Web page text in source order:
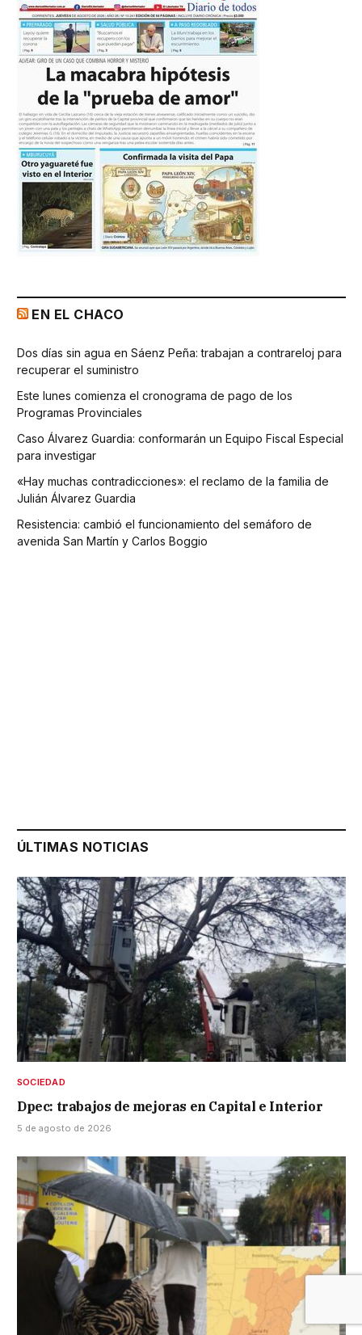
EN EL CHACO
Dos días sin agua en Sáenz Peña: trabajan a contrareloj para
recuperar el suministro
Este lunes comienza el cronograma de pago de los
Programas Provinciales
Caso Álvarez Guardia: conformarán un Equipo Fiscal Especial
para investigar
«Hay muchas contradicciones»: el reclamo de la familia de
Julián Álvarez Guardia
Resistencia: cambió el funcionamiento del semáforo de
avenida San Martín y Carlos Boggio
ÚLTIMAS NOTICIAS
SOCIEDAD
Dpec: trabajos de mejoras en Capital e Interior
5 de agosto de 2026